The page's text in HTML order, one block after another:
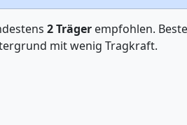
werden mindestens 2 Träger empfohlen.
mit wenig Tragkraft.